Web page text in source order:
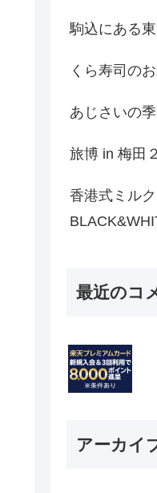
駒込にある
くら寿司の
あじさいの
旅博 in 梅田
香港式ミル
最近のコ
アーカイ